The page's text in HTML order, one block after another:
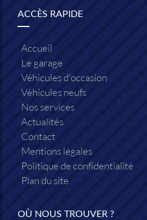
ACCÈS RAPIDE
Accueil
Le garage
Véhicules d'occasion
Véhicules neufs
Nos services
Actualités
Contact
Mentions légales
Politique de confidentialité
Plan du site
OÙ NOUS TROUVER ?